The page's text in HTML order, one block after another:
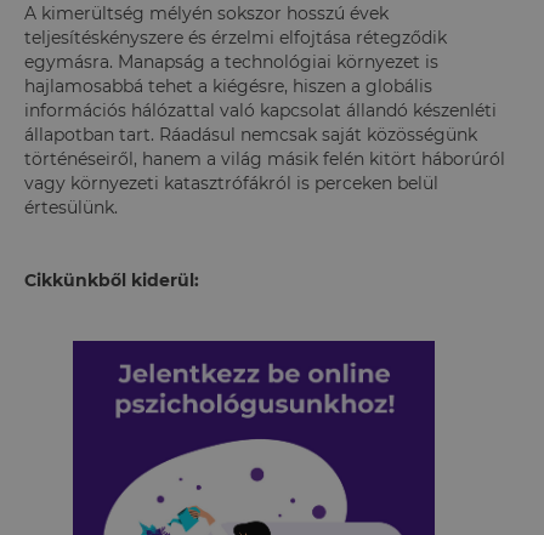
A kimerültség mélyén sokszor hosszú évek
teljesítéskényszere és érzelmi elfojtása rétegződik
egymásra. Manapság a technológiai környezet is
hajlamosabbá tehet a kiégésre, hiszen a globális
információs hálózattal való kapcsolat állandó készenléti
állapotban tart. Ráadásul nemcsak saját közösségünk
történéseiről, hanem a világ másik felén kitört háborúról
vagy környezeti katasztrófákról is perceken belül
értesülünk.
Cikkünkből kiderül: